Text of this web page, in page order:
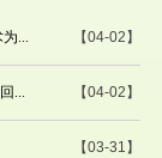
【04-02】
...
【04-02】
...
【03-31】